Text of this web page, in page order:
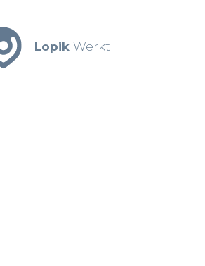
Lopik Werkt